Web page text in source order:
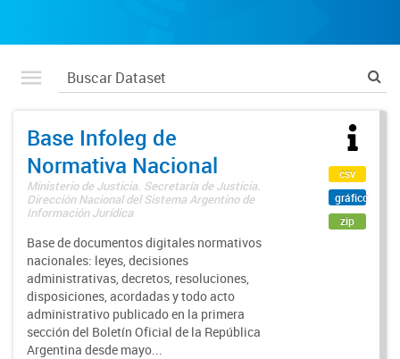
Base Infoleg de
Normativa Nacional
Ministerio de Justicia. Secretaría de Justicia.
Dirección Nacional del Sistema Argentino de
Información Jurídica
Base de documentos digitales normativos
nacionales: leyes, decisiones
administrativas, decretos, resoluciones,
disposiciones, acordadas y todo acto
administrativo publicado en la primera
sección del Boletín Oficial de la República
Argentina desde mayo...
csv
gráfico
zip